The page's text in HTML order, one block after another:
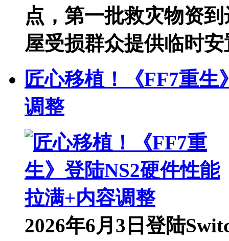
点，第一批救灾物资
屋受损群众提供临时
匠心移植！《FF7重生
调整
2026年6月3日登陆